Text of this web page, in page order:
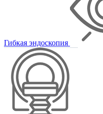
Гибкая эндоскопия